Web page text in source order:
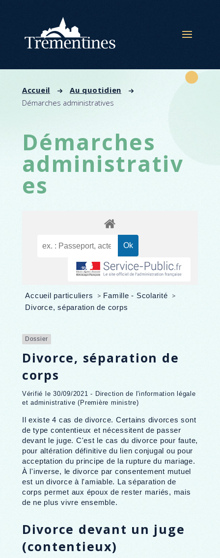
Accueil
Au quotidien
Démarches administratives
Démarches
administrativ
es
Accueil particuliers > Famille - Scolarité >
Divorce, séparation de corps
Dossier
Divorce, séparation de
corps
Vérifié le 30/09/2021 - Direction de l'information légale
et administrative (Première ministre)
Il existe 4 cas de divorce. Certains divorces sont
de type contentieux et nécessitent de passer
devant le juge. C'est le cas du divorce pour faute,
pour altération définitive du lien conjugal ou pour
acceptation du principe de la rupture du mariage.
À l'inverse, le divorce par consentement mutuel
est un divorce à l'amiable. La séparation de
corps permet aux époux de rester mariés, mais
de ne plus vivre ensemble.
Divorce devant un juge
(contentieux)